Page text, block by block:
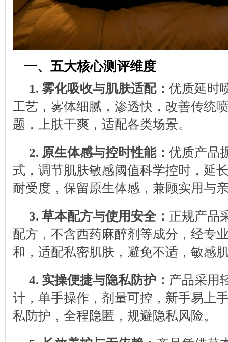
一、五大核心测评维度
1. 雾化吸收与肌肤适配： 优质延时
工艺，雾体细腻，渗透快，改善传统
题，上肤干爽，适配各类场景。
2. 原生体感与控时性能： 优质产品
式，调节肌肤敏感阈值科学控时，延
耐受度，保留原生体感，兼顾实用与
3. 草本配方与使用安全： 正规产品
配方，不含西药麻醉剂等成分，经专
和，适配私密肌肤，避免不适，敏感
4. 实操便捷与隐私防护： 产品采用
计，单手操作，剂量可控，新手易上
私防护，全程隐匿，规避隐私风险。